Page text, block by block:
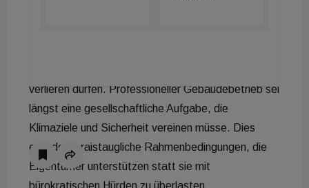
verlieren dürfen. Professioneller Gebäudebetrieb sei
längst eine gesellschaftliche Aufgabe, die
Klimaziele und Sicherheit vereinen müsse. Dies
erfordert praistaugliche Rahmenbedingungen, die
Eigentümer unterstützen statt sie mit
bürokratischen Hürden zu überlasten.